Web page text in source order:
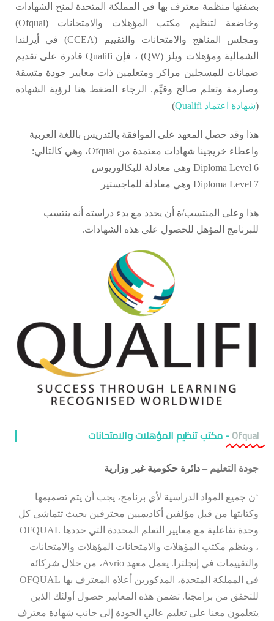
بصفتها منظمة معترف بها في المملكة المتحدة لمنح الشهادات
وخاضعة لتنظيم مكتب المؤهلات والامتحانات (Ofqual)
ومجلس المناهج والامتحانات والتقييم (CCEA) في أيرلندا
الشمالية ومؤهلات ويلز (QW) ، فإن Qualifi قادرة على تقديم
ضمانات للمسجلين مراكز ومتعلمين ذات معايير جودة متسقة
وصارمة وتعلم صالح وقيِّم.
الرجاء الضغط هنا لرؤية الشهادة
(شهادة اعتماد Qualifi )
هذا وقد حصل المعهد على الموافقة بالتدريس باللغة العربية
واعطاء خريجينا شهادات معتمدة من Ofqual، وهي كالتالي:
Diploma Level 6 وهي معادلة للبكالوريوس
Diploma Level 7 وهي معادلة للماجستير
هذا وعلى المنتسب/ة أن يحدد مع بدء دراسته أنه ينتسب
للبرنامج المؤهل للحصول على هذه الشهادات.
Ofqual- مكتب تنظيم المؤهلات والامتحانات
جودة التعليم – دائرة حكومية غير وزارية
‘ن جميع المواد الدراسية لأي برنامج، يجب أن يتم تصميمها
وكتابتها من قبل مؤلفين أكاديميين محترفين بحيث تتماشى كل
وحدة تفاعلية مع معايير التعلم المحددة التي حددها OFQUAL
، وينظم مكتب المؤهلات والامتحانات المؤهلات والامتحانات
والتقييمات في إنجلترا.
يعمل معهد Avrio، من خلال شركائه
في المملكة المتحدة، المذكورين أعلاه المعترف بها OFQUAL
للتحقق من برامجنا. تضمن هذه المعايير حصول أولئك الذين
يتعلمون معنا على تعليم عالي الجودة إلى جانب شهادة معترف